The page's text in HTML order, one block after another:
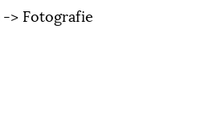
-> Fotografie